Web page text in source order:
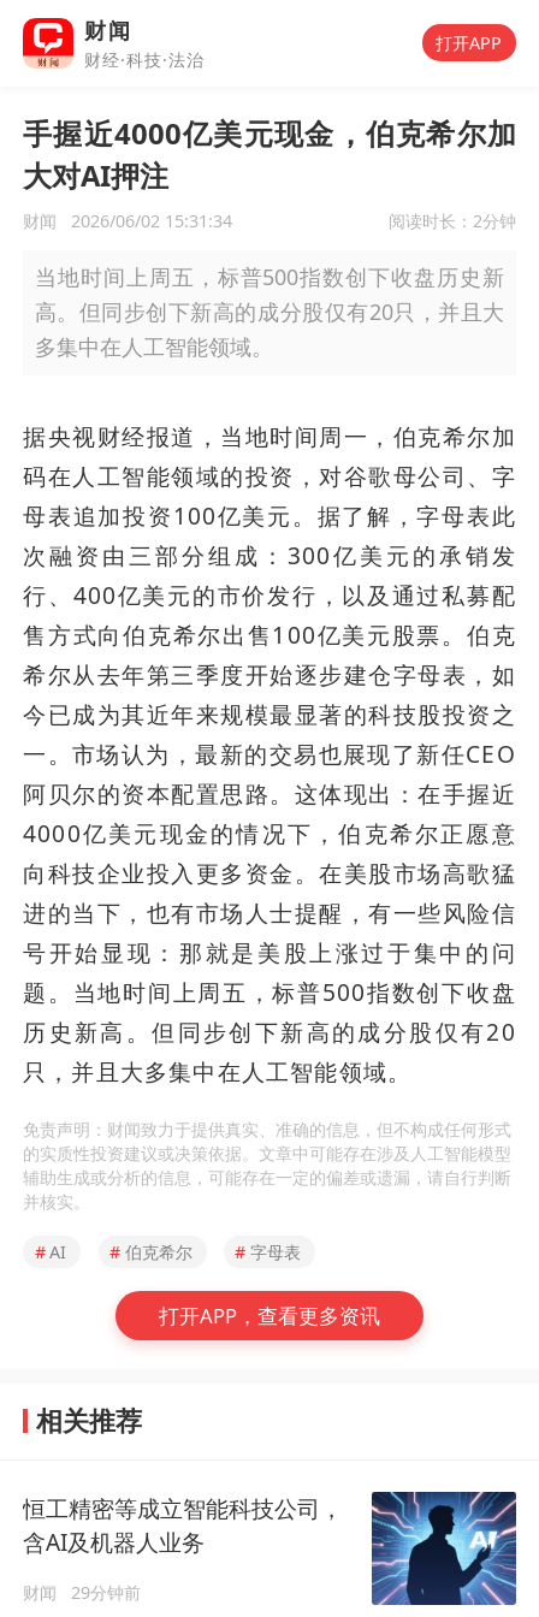
财闻
财经·科技·法治
打开APP
手握近4000亿美元现金，伯克希尔加
大对AI押注
财闻 2026/06/02 15:31:34 阅读时长： 2分钟
当地时间上周五，标普500指数创下收盘历史新
高。但同步创下新高的成分股仅有20只，并且大
多集中在人工智能领域。
据央视财经报道，当地时间周一，伯克希尔加
码在人工智能领域的投资，对谷歌母公司、字
母表追加投资100亿美元。据了解，字母表此
次融资由三部分组成：300亿美元的承销发
行、400亿美元的市价发行，以及通过私募配
售方式向伯克希尔出售100亿美元股票。伯克
希尔从去年第三季度开始逐步建仓字母表，如
今已成为其近年来规模最显著的科技股投资之
一。市场认为，最新的交易也展现了新任CEO
阿贝尔的资本配置思路。这体现出：在手握近
4000亿美元现金的情况下，伯克希尔正愿意
向科技企业投入更多资金。在美股市场高歌猛
进的当下，也有市场人士提醒，有一些风险信
号开始显现：那就是美股上涨过于集中的问
题。当地时间上周五，标普500指数创下收盘
历史新高。但同步创下新高的成分股仅有20
只，并且大多集中在人工智能领域。
免责声明：财闻致力于提供真实、准确的信息，但不构成任何形式
的实质性投资建议或决策依据。文章中可能存在涉及人工智能模型
辅助生成或分析的信息，可能存在一定的偏差或遗漏，请自行判断
并核实。
#AI # 伯克希尔 # 字母表
打开APP，查看更多资讯
相关推荐
恒工精密等成立智能科技公司，
含AI及机器人业务
财闻 29分钟前